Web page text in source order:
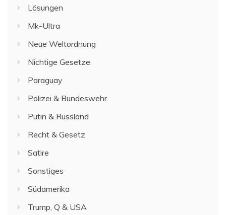
Lösungen
Mk-Ultra
Neue Weltordnung
Nichtige Gesetze
Paraguay
Polizei & Bundeswehr
Putin & Russland
Recht & Gesetz
Satire
Sonstiges
Südamerika
Trump, Q & USA